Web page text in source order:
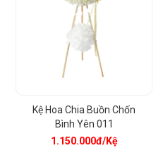
Kệ Hoa Chia Buồn Chốn
Bình Yên 011
1.150.000đ/Kệ